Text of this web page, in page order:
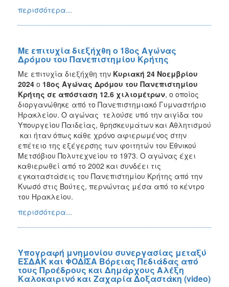
περισσότερα...
Με επιτυχία διεξήχθη ο 18ος Αγώνας
Δρόμου του Πανεπιστημίου Κρήτης
Με επιτυχία διεξήχθη την Κυριακή 24 Νοεμβρίου
2024 ο 18ος Αγώνας Δρόμου του Πανεπιστημίου
Κρήτης σε απόσταση 12.6 χιλιομέτρων, ο οποίος
διοργανώθηκε από το Πανεπιστημιακό Γυμναστήριο
Ηρακλείου. Ο αγώνας τελούσε υπό την αιγίδα του
Υπουργείου Παιδείας, θρησκευμάτων και Αθλητισμού
και ήταν όπως κάθε χρόνο αφιερωμένος στην
επέτειο της εξέγερσης των φοιτητών του Εθνικού
Μετσόβιου Πολυτεχνείου το 1973. Ο αγώνας έχει
καθιερωθεί από το 2002 και συνδέει τις
εγκαταστάσεις του Πανεπιστημίου Κρήτης από την
Κνωσό στις Βούτες, περνώντας μέσα από το κέντρο
του Ηρακλείου.
περισσότερα...
Υπογραφή μνημονίου συνεργασίας μεταξύ
ΕΣΔΑΚ και ΦΟΔΙΣΑ Βόρειας Πεδιάδας από
τους Προέδρους και Δημάρχους Αλέξη
Καλοκαιρινό και Ζαχαρία Δοξαστάκη (video)